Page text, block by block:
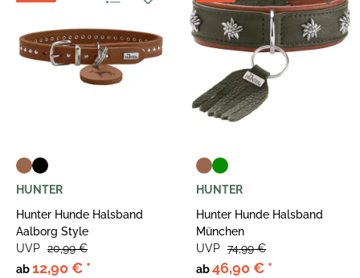
HUNTER
Hunter Hunde Halsband
Aalborg Style
ab12,90 € *
UVP 20,99 €
HUNTER
Hunter Hunde Halsband
München
ab46,90 € *
UVP 74,99 €